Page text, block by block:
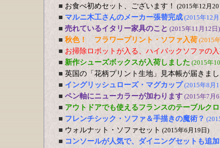
■ お食べ初めセット、ございます！ (2015年12月
■ マルニ木工さんのメーカー張替完成 (2015年12
■ 売れているイタリー家具のこと (2015年11月12日)
■ 秋色！ フラワープリント・ソファ入荷 (2015
■ お掃除ロボットが入る、ハイバックソファの
■ 新作シューズボックスが入荷しました (2015年
■ 英国の「花柄プリント生地」見本帳が届きま
■ イングリッシュローズ・マグカップ (2015年8月
■ ペン軸にニューカラーが加わります (2015年7月
■ アウトドアでも使えるフランスのテーブルク
■ フレンチシック・ソファ＆手描きの魔術？
■ ウォルナット・ソファセット (2015年6月19日)
■ コンソールが人気で、ダイニングセットも追